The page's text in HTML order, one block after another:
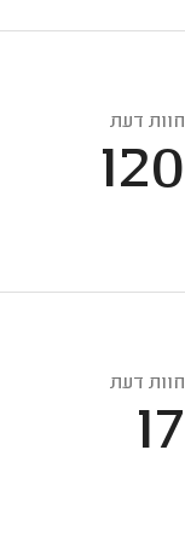
חוות דעת
120
חוות דעת
17